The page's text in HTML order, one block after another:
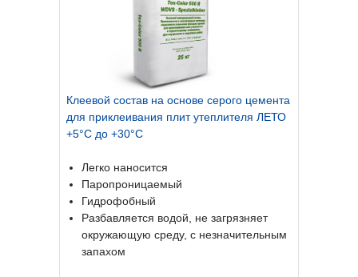
Клеевой состав на основе серого цемента
для приклеивания плит утеплителя ЛЕТО
+5°С до +30°С
Легко наносится
Паропроницаемый
Гидрофобный
Разбавляется водой, не загрязняет
окружающую среду, с незначительным
запахом